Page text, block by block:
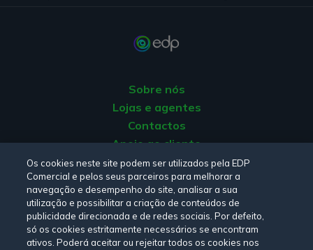
Sobre nós
Lojas e agentes
Contactos
Apoio ao cliente
Origem da energia
Livro de reclamações
Consulte a nossa Política de privacidade, Política de cookies
Termos e CondiçõeseDeclaração de Acessibilidade.
Os cookies neste site podem ser utilizados pela EDP
Comercial e pelos seus parceiros para melhorar a
navegação e desempenho do site, analisar a sua
utilização e possibilitar a criação de conteúdos de
publicidade direcionada e de redes sociais. Por defeito,
só os cookies estritamente necessários se encontram
ativos. Poderá aceitar ou rejeitar todos os cookies nos